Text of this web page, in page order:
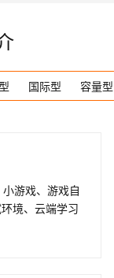
国际型 容量型
游戏、游戏自
境、云端学习